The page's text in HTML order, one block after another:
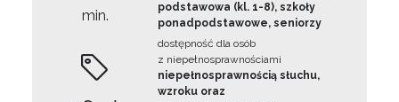
min.
podstawowa (kl. 1-8), szkoły
ponadpodstawowe, seniorzy
dostępność dla osób
z niepełnosprawnościami
niepełnosprawnością słuchu,
wzroku oraz